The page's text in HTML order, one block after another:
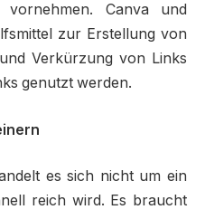
Canva und
zur Erstellung von
Verkürzung von Links
genutzt werden.
es sich nicht um ein
reich wird. Es braucht